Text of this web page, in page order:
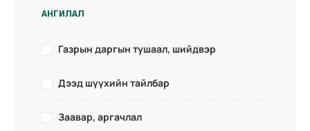
АНГИЛАЛ
Газрын даргын тушаал, шийдвэр
Дээд шүүхийн тайлбар
Заавар, аргачлал